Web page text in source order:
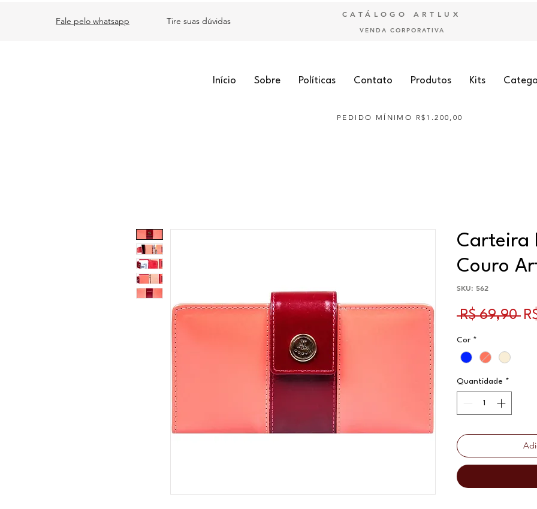
Fale pelo whatsapp Tire suas dúvidas
CATÁLOGO ARTLUX
VENDA CORPORATIVA
Início Sobre Políticas Contato Produtos Kits
PEDIDO MÍNIMO R$1.200,00
Carteira
Couro
SKU: 562
R$ 69,90
Cor *
Quantidade *